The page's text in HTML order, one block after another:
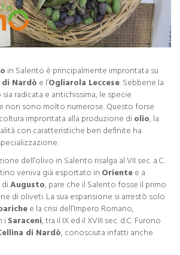
in Salento è principalmente improntata su
Nardò e l’Ogliarola Leccese. Sebbene la
radicata e antichissima, le specie
non sono molto numerose. Questo forse
improntata alla produzione di olio, la
con caratteristiche ben definite ha
dell’olivo in Salento risalga al VII sec. a.C.
veniva già esportato in Orientee a
Augusto, pare che il Salento fosse il primo
di oliveti. La sua espansione si arrestò solo
e la crisi dell’Impero Romano,
i Saraceni, tra il IX ed il XVIII sec. d.C. Furono
di Nardò, conosciuta infatti anche